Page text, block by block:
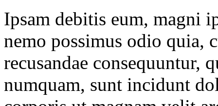
Ipsam debitis eum, magni
nemo possimus odio quia,
recusandae consequuntur,
numquam, sunt incidunt